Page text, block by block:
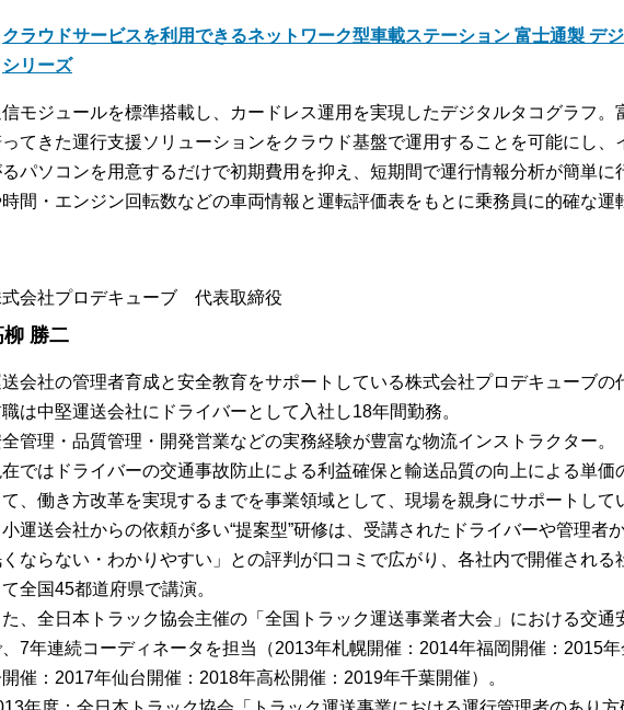
クラウドサービスを利用できるネットワーク型車載ステーション 富士通製 デ
シリーズ
モジュールを標準搭載し、カードレス運用を実現したデジタルタコグラフ。
てきた運行支援ソリューションをクラウド基盤で運用することを可能にし、
るパソコンを用意するだけで初期費用を抑え、短期間で運行情報分析が簡単に
間・エンジン回転数などの車両情報と運転評価表をもとに乗務員に的確な運
会社プロデキューブ 代表取締役
柳 勝二
会社の管理者育成と安全教育をサポートしている株式会社プロデキューブの
は中堅運送会社にドライバーとして入社し18年間勤務。
管理・品質管理・開発営業などの実務経験が豊富な物流インストラクター。
ではドライバーの交通事故防止による利益確保と輸送品質の向上による単価
て、働き方改革を実現するまでを事業領域として、現場を親身にサポートして
運送会社からの依頼が多い“提案型”研修は、受講されたドライバーや管理者
ならない・わかりやすい」との評判が口コミで広がり、各社内で開催される
て全国45都道府県で講演。
た、全日本トラック協会主催の「全国トラック運送事業者大会」における交通
、7年連続コーディネータを担当（2013年札幌開催：2014年福岡開催：2015
催：2017年仙台開催：2018年高松開催：2019年千葉開催）。